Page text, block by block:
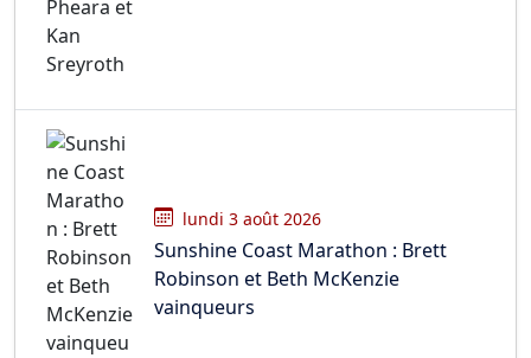
lundi 3 août 2026
Sunshine Coast Marathon : Brett
Robinson et Beth McKenzie
vainqueurs